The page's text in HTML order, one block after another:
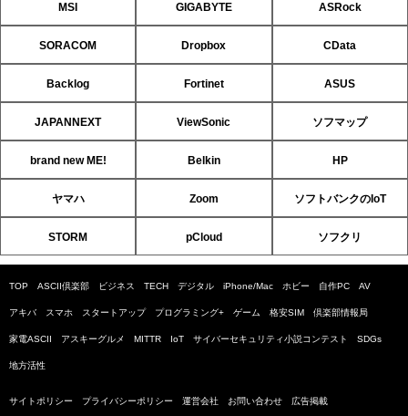
MSI GIGABYTE ASRock
SORACOM Dropbox CData
Backlog Fortinet ASUS
JAPANNEXT ViewSonic ソフマップ
brand new ME! Belkin HP
ヤマハ Zoom ソフトバンクのIoT
STORM pCloud ソフクリ
TOP ASCII倶楽部 ビジネス TECH デジタル iPhone/Mac ホビー 自作PC AV
アキバ スマホ スタートアップ プログラミング+ ゲーム 格安SIM 倶楽部情報局
家電ASCII アスキーグルメ MITTR IoT サイバーセキュリティ小説コンテスト SDGs
地方活性
サイトポリシー プライバシーポリシー 運営会社 お問い合わせ 広告掲載